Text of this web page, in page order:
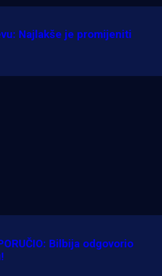
zadovoljan: Evo
rekao o transferu
Najlakše je promijeniti
Bilbija odgovorio